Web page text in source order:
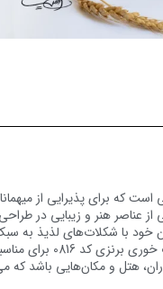
کد 0816 یک شئ تزئینی است که
خوری برنزی کد 0816 ترکیبی
خود با شکلات‌های لذیذ به
را مطالعه
هتل و مکان‌هایی باشد